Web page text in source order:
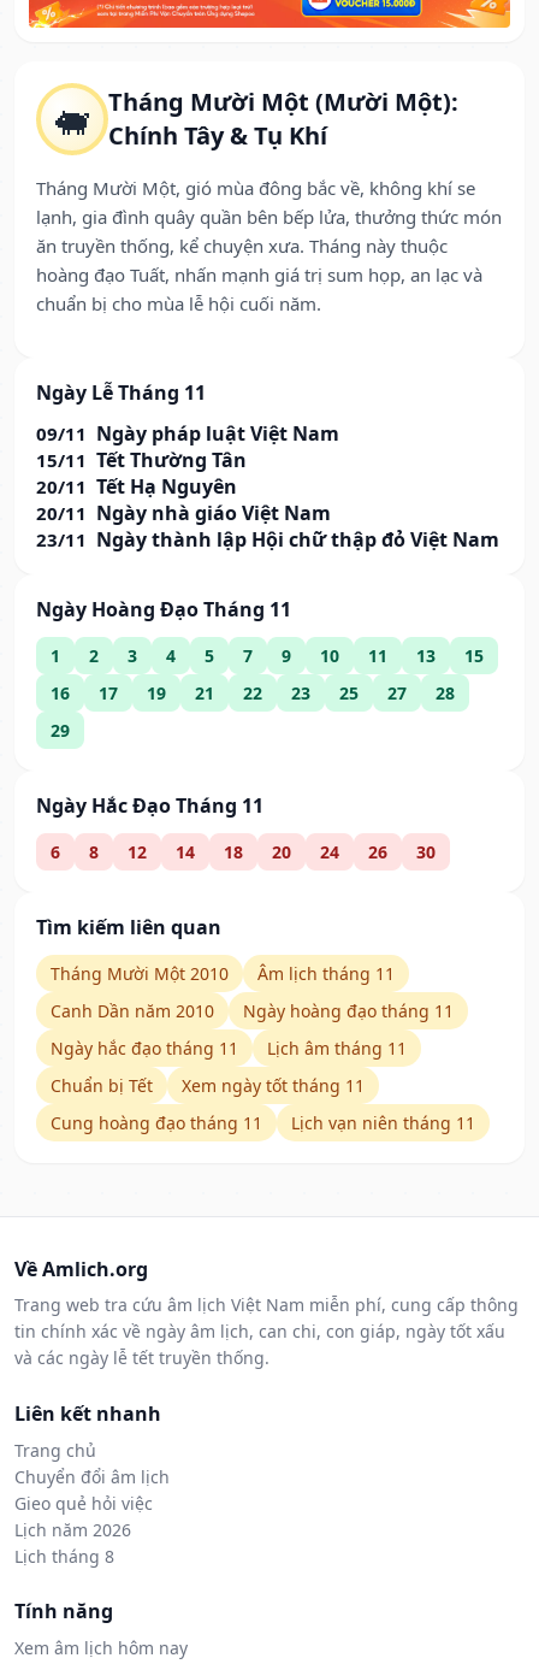
🐖 Tháng Mười Một (Mười Một):
Chính Tây & Tụ Khí
Tháng Mười Một, gió mùa đông bắc về, không khí se
lạnh, gia đình quây quần bên bếp lửa, thưởng thức món
ăn truyền thống, kể chuyện xưa. Tháng này thuộc
hoàng đạo Tuất, nhấn mạnh giá trị sum họp, an lạc và
chuẩn bị cho mùa lễ hội cuối năm.
Ngày Lễ Tháng 11
09/11 Ngày pháp luật Việt Nam
15/11 Tết Thường Tân
20/11 Tết Hạ Nguyên
20/11 Ngày nhà giáo Việt Nam
23/11 Ngày thành lập Hội chữ thập đỏ Việt Nam
Ngày Hoàng Đạo Tháng 11
1 2 3 4 5 7 9 10 11 13
15
16
17 19 21 22 23 25 27
28
29
Ngày Hắc Đạo Tháng 11
6 8 12 14 18 20 24 26 30
Tìm kiếm liên quan
Tháng Mười Một 2010
Âm lịch tháng 11
Canh Dần năm 2010
Ngày hoàng đạo tháng 11
Ngày hắc đạo tháng 11
Lịch âm tháng 11
Chuẩn bị Tết
Xem ngày tốt tháng 11
Cung hoàng đạo tháng 11
Lịch vạn niên tháng 11
Về Amlich.org
Trang web tra cứu âm lịch Việt Nam miễn phí, cung cấp thông
tin chính xác về ngày âm lịch, can chi, con giáp, ngày tốt xấu
và các ngày lễ tết truyền thống.
Liên kết nhanh
Trang chủ
Chuyển đổi âm lịch
Gieo quẻ hỏi việc
Lịch năm 2026
Lịch tháng 8
Tính năng
Xem âm lịch hôm nay